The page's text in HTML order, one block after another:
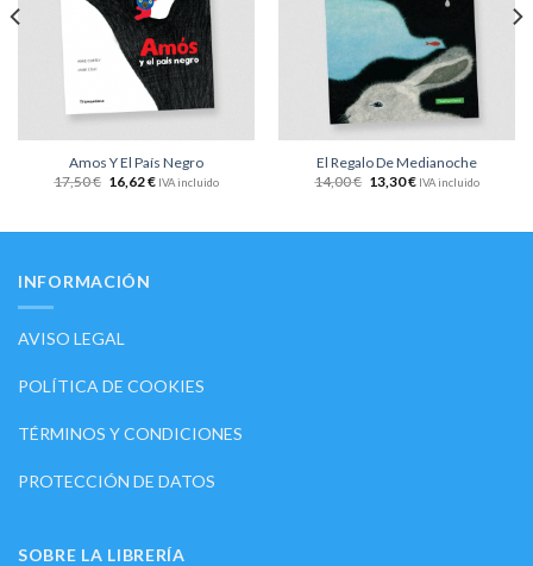
deseos
Amos Y El País Negro
17,50€ 16,62€ IVA incluido
deseos
El Regalo De Medianoche
14,00€ 13,30€ IVA incluido
INFORMACIÓN
AVISO LEGAL
POLÍTICA DE COOKIES
TÉRMINOS Y CONDICIONES
PROTECCIÓN DE DATOS
SOBRE LA LIBRERÍA